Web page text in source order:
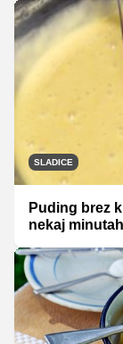
SLADICE
Puding brez
nekaj minutah